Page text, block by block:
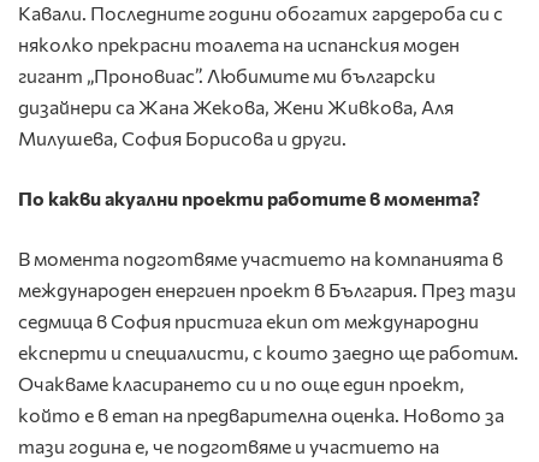
Кавали. Последните години обогатих гардероба си с
няколко прекрасни тоалета на испанския моден
гигант „Проновиас”. Любимите ми български
дизайнери са Жана Жекова, Жени Живкова, Аля
Милушева, София Борисова и други.
По какви акуални проекти работите в момента?
В момента подготвяме участието на компанията в
международен енергиен проект в България. През тази
седмица в София пристига екип от международни
експерти и специалисти, с които заедно ще работим.
Очакваме класирането си и по още един проект,
който е в етап на предварителна оценка. Новото за
тази година е, че подготвяме и участието на